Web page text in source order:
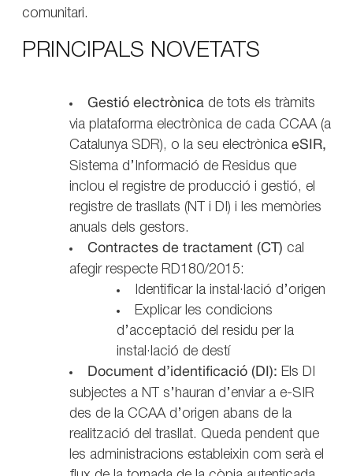
comunitari.
PRINCIPALS NOVETATS
Gestió electrònica de tots els tràmits
via plataforma electrònica de cada CCAA (a
Catalunya SDR), o la seu electrònica eSIR,
Sistema d’Informació de Residus que
inclou el registre de producció i gestió, el
registre de trasllats (NT i DI) i les memòries
anuals dels gestors.
Contractes de tractament (CT) cal
afegir respecte RD180/2015:
Identificar la instal·lació d’origen
Explicar les condicions
d’acceptació del residu per la
instal·lació de destí
Document d’identificació (DI): Els DI
subjectes a NT s’hauran d’enviar a e-SIR
des de la CCAA d’origen abans de la
realització del trasllat. Queda pendent que
les administracions estableixin com serà el